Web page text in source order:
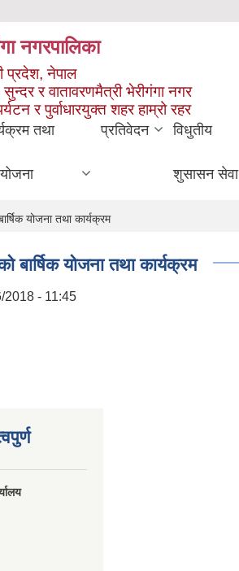
नगरपालिका
प्रदेश, नेपाल
र वातावरणमैत्री भेरीगंगा नगर
र पुर्वाधारयुक्त शहर हाम्रो रहर
तथा प्रतिवेदन विधुतीय
शुसासन सेवा
योजना तथा कार्यक्रम
योजना तथा कार्यक्रम
2018 - 11:45